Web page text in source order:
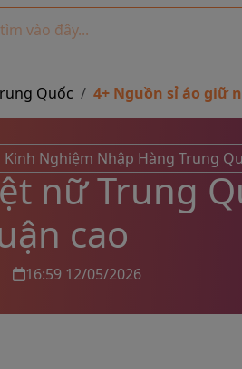
Quốc 4+ Nguồn sỉ áo giữ
Kinh Nghiệm Nhập Hàng Trung
nữ Trung
cao
16:59 12/05/2026